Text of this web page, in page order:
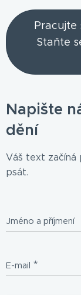
Pracujte
Staňte
Napište
dění
Váš text začíná
psát.
Jméno a příjmení
E-mail